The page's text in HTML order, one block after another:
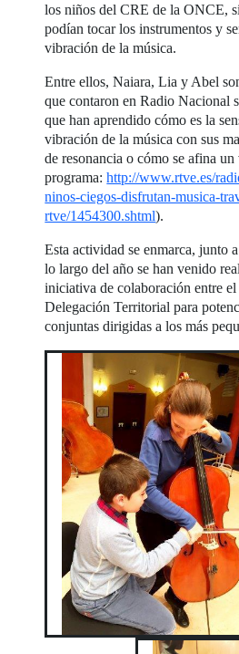
los niños del CRE de la ONCE,
podían tocar los instrumentos y
vibración de la música.
Entre ellos, Naiara, Lia y Abel
que contaron en Radio Nacional
que han aprendido cómo es la
vibración de la música con sus
de resonancia o cómo se afina
programa:http://www.rtve.es/
ninos-ciegos-disfrutan-musica-
rtve/1454300.shtml).
Esta actividad se enmarca, junto
lo largo del año se han venido
iniciativa de colaboración entre
Delegación Territorial para
conjuntas dirigidas a los más